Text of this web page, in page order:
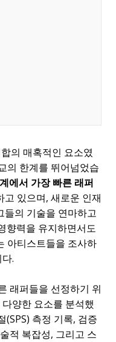
의 매혹적인 요소였
의 한계를 뛰어넘었습
에서 가장 빠른 래퍼
있으며, 새로운 인재
들의 기술을 연마하고
향력을 유지하면서도
아티스트들을 조사하
.
래퍼들을 선정하기 위
양한 요소를 분석했
(SPS) 측정 기록, 검증
적 복잡성, 그리고 스